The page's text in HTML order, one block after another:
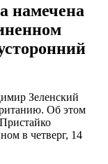
намечена
Зеленский
Об этом
в четверг, 14